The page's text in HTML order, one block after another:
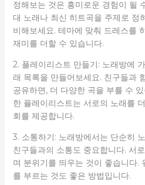
정해보는 것은 흥미로운 경험이 될
대 노래나 최신 히트곡을 주제로 정
비해보세요. 테마에 맞춰 드레스를
재미를 더할 수 있습니다.
2. 플레이리스트 만들기: 노래방에
래 목록을 만들어보세요. 친구들과
공유하면, 더 다양한 곡을 부를 수
한 플레이리스트는 서로의 노래를
회를 제공합니다.
3. 소통하기: 노래방에서는 단순히
친구들과의 소통도 중요합니다. 서
며 분위기를 띄우는 것이 좋습니다.
를 부르는 것도 좋은 방법입니다.